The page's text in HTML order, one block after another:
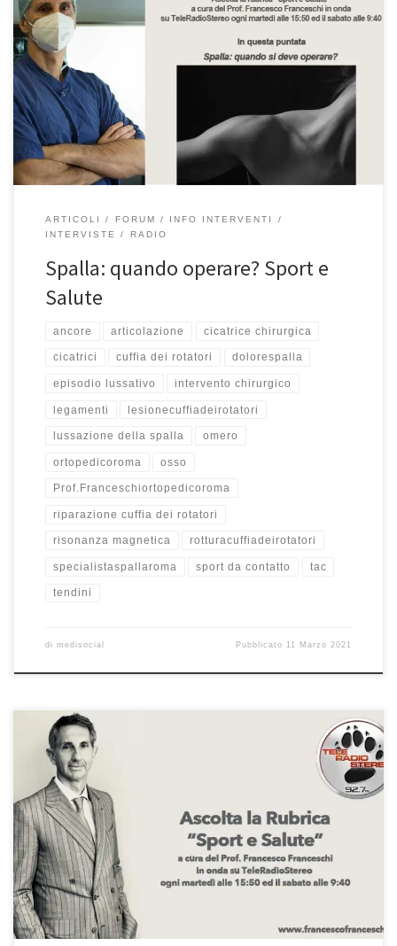
Spalla: quando operare? Rubrica “Sport e Salute” –
TeleRadioStereo 92,7 In questa puntata di “Sport e Salute” la mia
rubrica radiofonica in onda ogni martedì alle 15:50 ed il sabato
alle 9:40 su TeleRadioStereo 92,7 andiamo a vedere quando
operare la spalla, quali sono le indicazioni all’intervento.
Ascoltatela qui! Spesso […]
ARTICOLI FORUM
INFO INTERVENTI
INTERVISTE
RADIO
Spalla: quando operare? Sport e
Salute
ancore articolazione cicatrice chirurgica
cicatrici cuffia dei rotatori dolorespalla
episodio lussativo intervento chirurgico
legamenti lesionecuffiadeirotatori
lussazione della spalla omero
ortopedicoroma osso
Prof.Franceschiortopedicoroma
riparazione cuffia dei rotatori
risonanza magnetica rotturacuffiadeirotatori
specialistaspallaroma sport da contatto tac
tendini
di medisocial Pubblicato 11 Marzo 2021
La tecnologia in ortopedia Rubrica “Sport e Salute” –
TeleRadioStereo 92,7 In questa puntata di “Sport e Salute” la mia
rubrica radiofonica in onda ogni martedì alle 15:50 ed il sabato
alle 9:40 su TeleRadioStereo 92,7 abbiamo parlato
dell’evoluzione della Tecnologia in Ortopedia. Ascoltatela qui! In
effetti sono stati fatti […]